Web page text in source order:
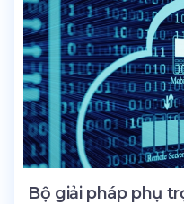
Bộ giải pháp phụ